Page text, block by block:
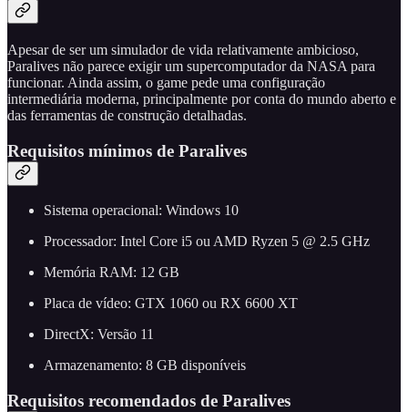
Apesar de ser um simulador de vida relativamente ambicioso,
Paralives não parece exigir um supercomputador da NASA para
funcionar. Ainda assim, o game pede uma configuração
intermediária moderna, principalmente por conta do mundo aberto e
das ferramentas de construção detalhadas.
Requisitos mínimos de Paralives
Sistema operacional: Windows 10
Processador: Intel Core i5 ou AMD Ryzen 5 @ 2.5 GHz
Memória RAM: 12 GB
Placa de vídeo: GTX 1060 ou RX 6600 XT
DirectX: Versão 11
Armazenamento: 8 GB disponíveis
Requisitos recomendados de Paralives